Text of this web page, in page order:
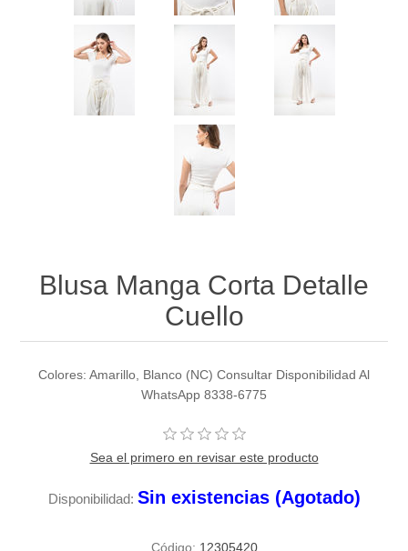
Blusa Manga Corta Detalle
Cuello
Colores: Amarillo, Blanco (NC) Consultar Disponibilidad Al
WhatsApp 8338-6775
Sea el primero en revisar este producto
Disponibilidad: Sin existencias (Agotado)
Código: 12305420